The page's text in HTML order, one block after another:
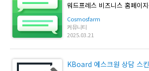
Cosmosfarm
커뮤니티
2025.03.21
KBoard 에스크원 상담 스킨